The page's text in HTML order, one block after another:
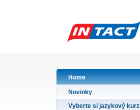
Home
Novinky
Vyberte si jazykový kurz